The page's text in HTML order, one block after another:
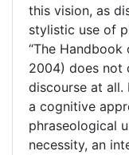
this vision, as
stylistic use of
“The Handbook
2004) does not
discourse at all.
a cognitive
phraseological
necessity, an